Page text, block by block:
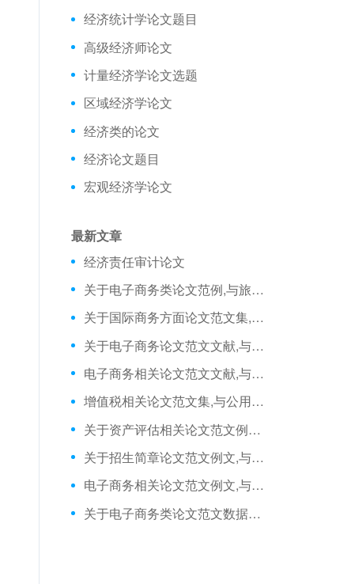
经济统计学论文题目
高级经济师论文
计量经济学论文选题
区域经济学论文
经济类的论文
经济论文题目
宏观经济学论文
最新文章
经济责任审计论文
关于电子商务类论文范例,与旅游电子商务冲击下旅行社的策略相关论文发表
关于国际商务方面论文范文集,与高职国际商务单证课程与单证岗位对接相关论文答辩开场白
关于电子商务论文范文文献,与临商网看临沂电子商务存在的问题?相关论文答辩
电子商务相关论文范文文献,与价格战背景下户外电子商务的法则相关论文查重免费
增值税相关论文范文集,与公用往来科目集中核算管理相关毕业论文怎么写
关于资产评估相关论文范文例文,与对小型评估机构助理人员业务培训的初步相关论文范文
关于招生简章论文范文例文,与民办学校招生简章失真防范相关毕业论文提纲
电子商务相关论文范文例文,与基于行动导向的电子商务课堂教学模式的相关毕业论文怎么写
关于电子商务类论文范文数据库,与电子商务对常设机构原则的挑战相关论文摘要怎么写